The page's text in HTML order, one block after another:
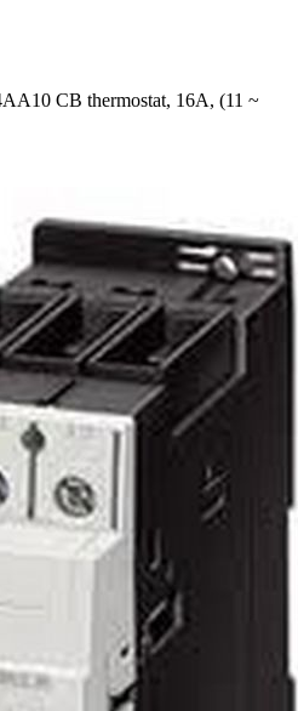
CB thermostat, 16A, (11 ~